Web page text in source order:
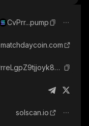
CvPrr...pump
matchdaycoin.com
CvPrreLgpZ9tjjoyk8qAwiAFvuEXooU7wL25hanApump_solana
solscan.io